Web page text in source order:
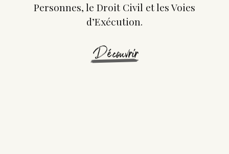
Personnes, le Droit Civil et les Voies
d’Exécution.
Découvrir